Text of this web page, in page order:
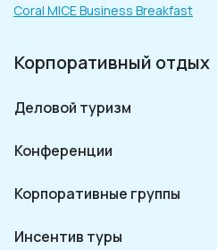
Coral MICE Business Breakfast
Корпоративный отдых
Деловой туризм
Конференции
Корпоративные группы
Инсентив туры